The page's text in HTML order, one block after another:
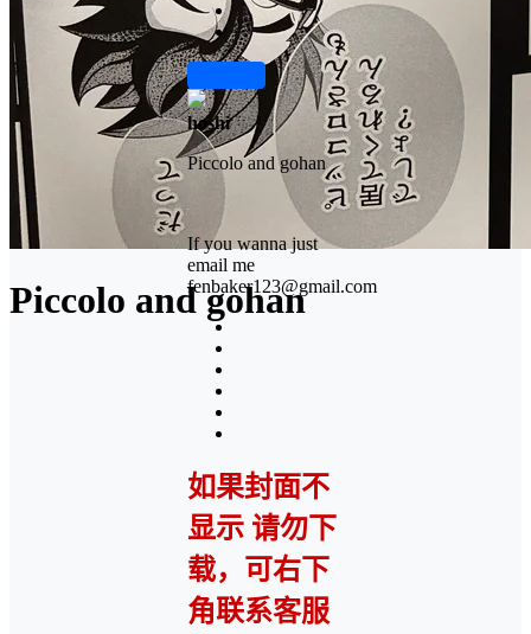
Piccolo and gohan
hoshi
Piccolo and gohan
If you wanna just
email me
fenbaker123@gmail.com
如果封面不
显示 请勿下
载，可右下
角联系客服